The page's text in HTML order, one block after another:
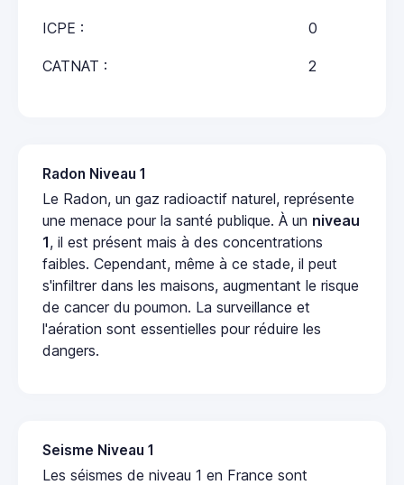
ICPE : 0
CATNAT : 2
Radon Niveau 1
Le Radon, un gaz radioactif naturel, représente
une menace pour la santé publique. À un niveau
1, il est présent mais à des concentrations
faibles. Cependant, même à ce stade, il peut
s'infiltrer dans les maisons, augmentant le risque
de cancer du poumon. La surveillance et
l'aération sont essentielles pour réduire les
dangers.
Seisme Niveau 1
Les séismes de niveau 1 en France sont